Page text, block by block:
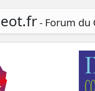
- Forum du